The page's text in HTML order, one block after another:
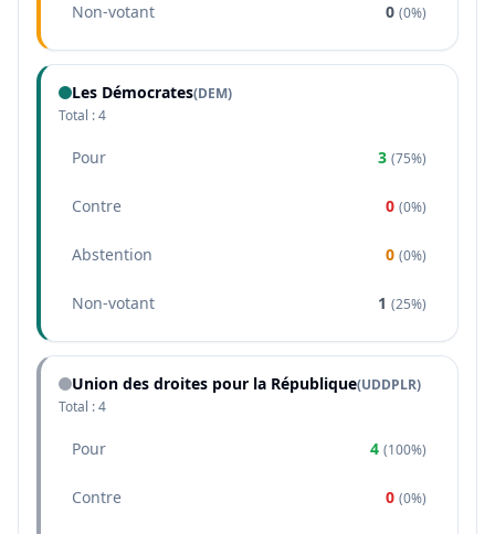
Non-votant 0 (0%)
Les Démocrates(DEM)
Total :4
Pour 3 (75%)
Contre 0 (0%)
Abstention 0 (0%)
Non-votant 1 (25%)
Union des droites pour la République(UDDPLR)
Total :4
Pour 4 (100%)
Contre 0 (0%)